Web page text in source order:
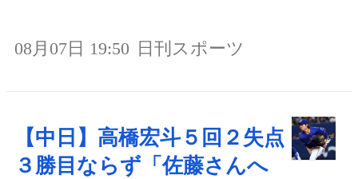
08月07日 19:50 日刊スポーツ
【中日】高橋宏斗５回２失点
３勝目ならず「佐藤さんへ